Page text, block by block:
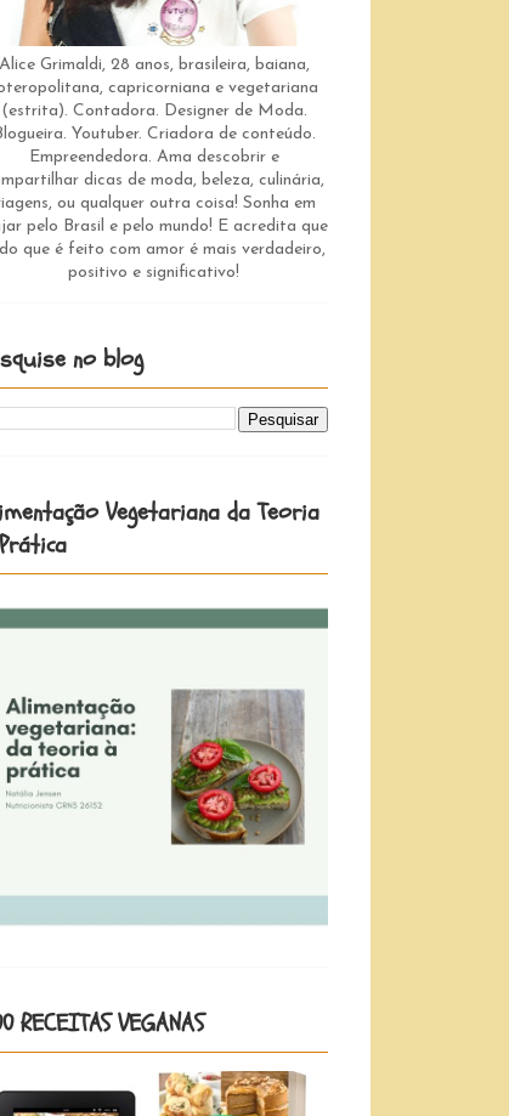
Alice Grimaldi, 28 anos, brasileira, baiana,
capricorniana e vegetariana
(estrita). Contadora. Designer de Moda.
Youtuber. Criadora de conteúdo.
Empreendedora. Ama descobrir e
dicas de moda, beleza, culinária,
ou qualquer outra coisa! Sonha em
pelo Brasil e pelo mundo! E acredita que
que é feito com amor é mais verdadeiro,
positivo e significativo!
no blog
Vegetariana da Teoria
RECEITAS VEGANAS